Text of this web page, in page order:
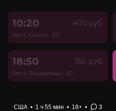
10:20 400 руб.
Зал 2, Синий • 2D
18:50 550 руб.
Зал 4, Вишневый • 2D
США • 1 ч 55 мин • 18+ • 3